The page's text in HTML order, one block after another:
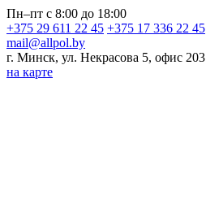
Пн–пт с 8:00 до 18:00
+375 29 611 22 45 +375 17 336 22 45
mail@allpol.by
г. Минск, ул. Некрасова 5, офис 203
на карте